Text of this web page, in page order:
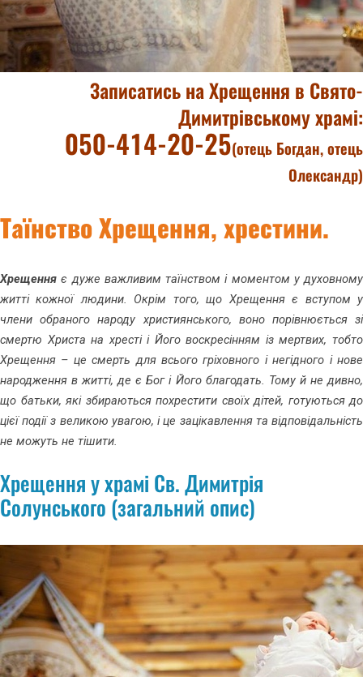
Записатись на Хрещення в Свято-
Димитрівському храмі:
050-414-20-25(отець Богдан, отець
Олександр)
Таїнство Хрещення, хрестини.
Хрещення є дуже важливим таїнством і моментом у духовному
житті кожної людини. Окрім того, що Хрещення є вступом у
члени обраного народу християнського, воно порівнюється зі
смертю Христа на хресті і Його воскресінням із мертвих, тобто
Хрещення – це смерть для всього гріховного і негідного і нове
народження в житті, де є Бог і Його благодать. Тому й не дивно,
що батьки, які збираються похрестити своїх дітей, готуються до
цієї події з великою увагою, і це зацікавлення та відповідальність
не можуть не тішити.
Хрещення у храмі Св. Димитрія
Солунського (загальний опис)